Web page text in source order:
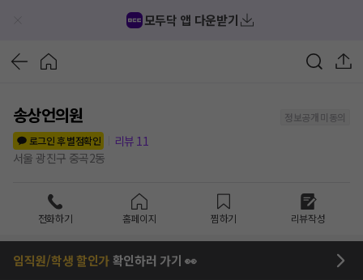
모두닥 앱 다운받기
송상언의원
정보공개 미동의
로그인 후 별점확인
리뷰 11
서울 광진구 중곡2동
전화하기 홈페이지 찜하기 리뷰작성
임직원/학생 할인가확인하러 가기 👀